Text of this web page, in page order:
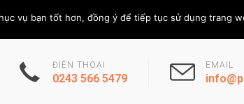
Chủ Nhật, 9/8/
ĐIỆN THOẠI
0243 566 5479
EMAIL
vụ bạn tốt hơn, đồng ý để tiếp tục sử dụng trang